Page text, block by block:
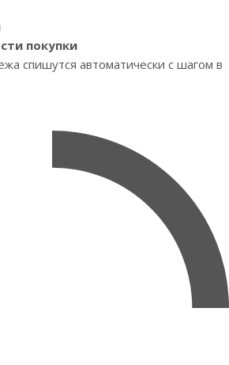
покупки
спишутся автоматически с шагом в